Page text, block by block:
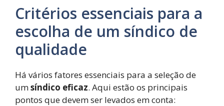
Critérios essenciais para a
escolha de um síndico de
qualidade
Há vários fatores essenciais para a seleção de
umsíndico eficaz. Aqui estão os principais
pontos que devem ser levados em conta: